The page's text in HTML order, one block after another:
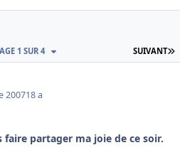
SUIVANT
1 SUR 4
200718 a
faire partager ma joie de ce soir.